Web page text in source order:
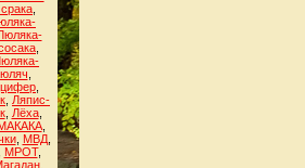
Ляпис-
, Лёха,
,
, МВД,
МРОТ,
,